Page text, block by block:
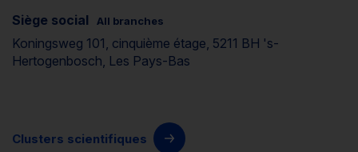
Siège social All branches
Koningsweg 101, cinquième étage, 5211 BH 's-
Hertogenbosch, Les Pays-Bas
Clusters scientifiques